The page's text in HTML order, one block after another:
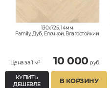
130x725, 14мм
Family, Дуб, Елочкой, Влагостойкий
Цена за 1 м² 10 000 руб.
КУПИТЬ
ДЕШЕВЛЕ
В КОРЗИНУ